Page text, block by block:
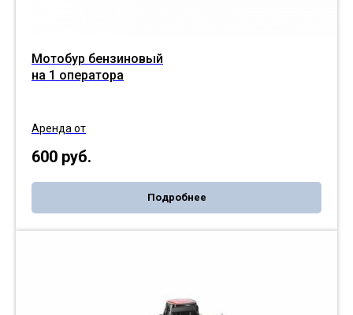
Мотобур бензиновый
на 1 оператора
Аренда от
600 руб.
Подробнее